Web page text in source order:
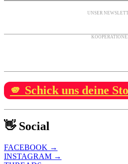
UNSER
🫵 Schick uns deine
👋 Social
FACEBOOK →
INSTAGRAM →